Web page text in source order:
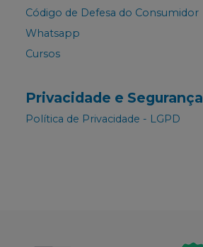
Código de Defesa do Consumidor
Whatsapp
Cursos
Privacidade e Segurança
Política de Privacidade - LGPD